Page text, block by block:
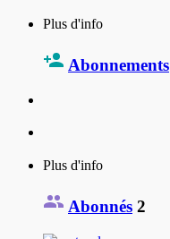
Plus d'info
Abonnements
Plus d'info
Abonnés 2